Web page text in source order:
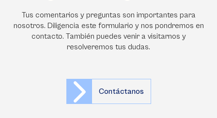
Tus comentarios y preguntas son importantes para
nosotros. Diligencia este formulario y nos pondremos en
contacto. También puedes venir a visitarnos y
resolveremos tus dudas.
Contáctanos